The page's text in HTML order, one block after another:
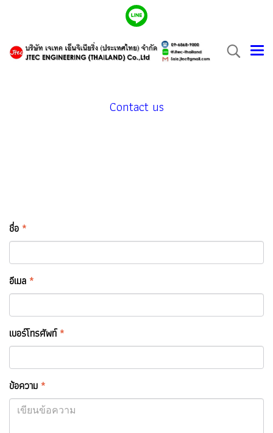
Contact us
ชื่อ *
อีเมล *
เบอร์โทรศัพท์*
ข้อความ *